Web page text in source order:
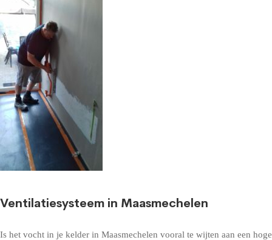
Ventilatiesysteem in Maasmechelen
Is het vocht in je kelder in Maasmechelen vooral te wijten aan een hoge